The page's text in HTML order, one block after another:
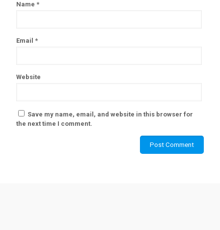
Name *
Email *
Website
Save my name, email, and website in this browser for
the next time I comment.